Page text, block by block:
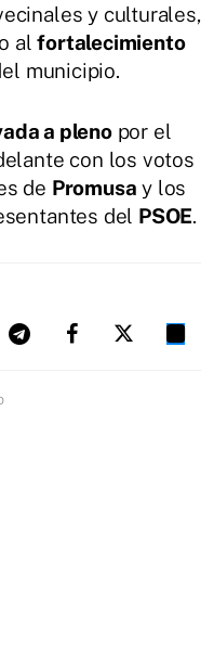
y culturales,
alfortalecimiento
municipio.
a plenopor el
con los votos
de Promusa y los
del PSOE.